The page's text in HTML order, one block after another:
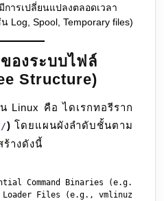
การเปลี่ยนแปลงตลอดเวลา
Log, Spool, Temporary files)
องระบบไฟล์
Structure)
Linux คือ ไดเรกทอรีราก
/) โดยแผนผังลำดับชั้นตาม
ร้างดังนี้
Command Binaries (e.g., ls,
Files (e.g., vmlinuz,